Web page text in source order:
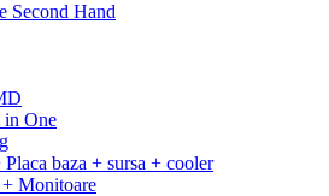
Second Hand
in One
baza + sursa + cooler
+ Monitoare